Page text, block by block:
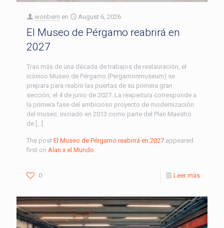
wonbern en August 6, 2026
El Museo de Pérgamo reabrirá en
2027
Tras más de una década de trabajos de restauración, el
icónico Museo de Pérgamo (Pergamonmuseum) se
prepara para reabrir las puertas de su primera gran
sección, el 4 de junio de 2027. La reapertura corresponde a
la primera fase del ambicioso proyecto de modernización
del museo, iniciado en 2013 como parte del Plan Maestro
de […]
The post El Museo de Pérgamo reabrirá en 2027 appeared
first on Alan x el Mundo
0 Leer más